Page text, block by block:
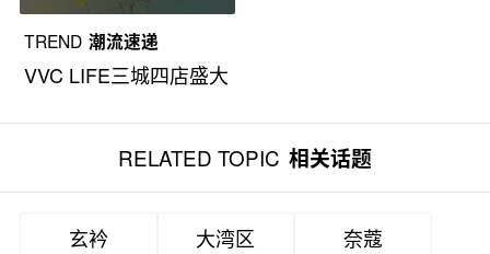
TREND 潮流速递
VVC LIFE三城四店盛大
RELATED TOPIC 相关话题
玄衿 大湾区
奈蔻